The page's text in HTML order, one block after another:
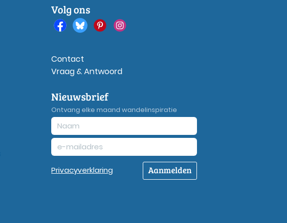
Volg ons
Contact
Vraag & Antwoord
Nieuwsbrief
Ontvang elke maand wandelinspiratie
Privacyverklaring Aanmelden